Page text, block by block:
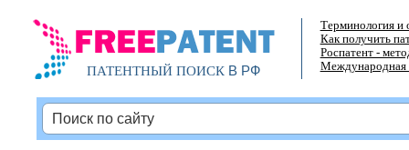
ПАТЕНТНЫЙ ПОИСКВ РФ
Терминология и
Как получить
Роспатент -
Международная